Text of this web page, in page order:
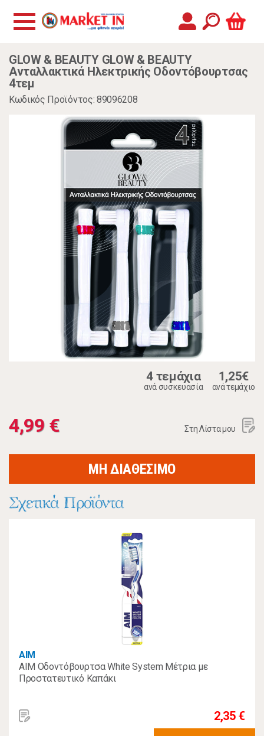
GLOW & BEAUTY GLOW & BEAUTY
Ανταλλακτικά Ηλεκτρικής Οδοντόβουρτσας
4τεμ
Κωδικός Προϊόντος: 89096208
4 τεμάχια
ανά συσκευασία
1,25€
ανά τεμάχιο
4,99 € Στη Λίστα μου
ΜΗ ΔΙΑΘΕΣΙΜΟ
Σχετικά Προϊόντα
AIM
ΑΙΜ Οδοντόβουρτσα White System Mέτρια με
Προστατευτικό Καπάκι
2,35 €